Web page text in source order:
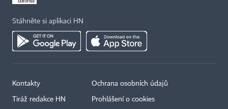
Stáhněte si aplikaci HN
Kontakty
Tiráž redakce HN
Ochrana osobních údajů
Prohlášení o cookies